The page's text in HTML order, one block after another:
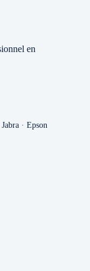
en
· Epson